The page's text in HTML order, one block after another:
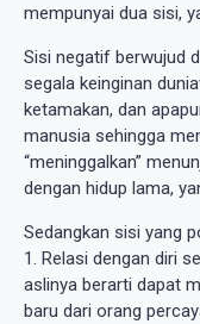
mempunyai dua sisi,
Sisi negatif berwujud
segala keinginan
ketamakan, dan
manusia sehingga
“meninggalkan”
dengan hidup lama,
Sedangkan sisi yang
1. Relasi dengan diri
aslinya berarti dapat
baru dari orang